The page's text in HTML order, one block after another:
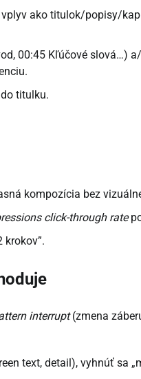
ako titulok/popisy/
00:45 Kľúčové slová…)
titulku.
kompozícia bez
click-through rate
krokov”.
interrupt(zmena
text, detail), vyhnúť sa